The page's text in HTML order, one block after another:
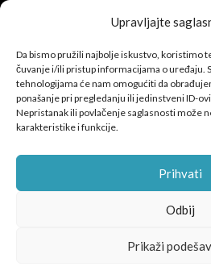
Upravljajte
Da bismo pružili najbolje iskustvo, koristimo
čuvanje i/ili pristup informacijama o uređaju.
tehnologijama će nam omogućiti da
ponašanje pri pregledanju ili jedinstveni ID-
Nepristanak ili povlačenje saglasnosti može
karakteristike i funkcije.
Prihvati
Odbij
Prikaži
POSLJEDNJE SA BLOGA
ČETVEROTOČKAŠI
MOTOCIKLI